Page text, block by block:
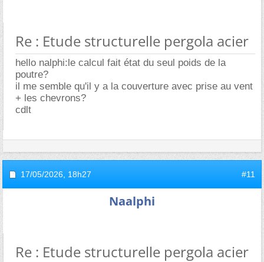
Re : Etude structurelle pergola acier
hello nalphi:le calcul fait état du seul poids de la
poutre?
il me semble qu'il y a la couverture avec prise au vent
+ les chevrons?
cdlt
17/05/2026, 18h27 #11
Naalphi
Re : Etude structurelle pergola acier